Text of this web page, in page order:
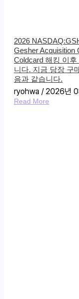
2026
Gesher Acquisition
Coldcard 해킹 이
니다. 지금 당장 구
음과 같습니다.
ryohwa 2026년
Read More